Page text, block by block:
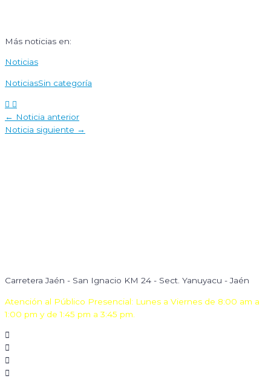
Más noticias en:
Noticias
NoticiasSin categoría
Navegación
de
← Noticia anterior
Noticia siguiente →
Carretera Jaén - San Ignacio KM 24 - Sect. Yanuyacu - Jaén
Atención al Público Presencial: Lunes a Viernes de 8:00 am a
1:00 pm y de 1:45 pm a 3:45 pm.